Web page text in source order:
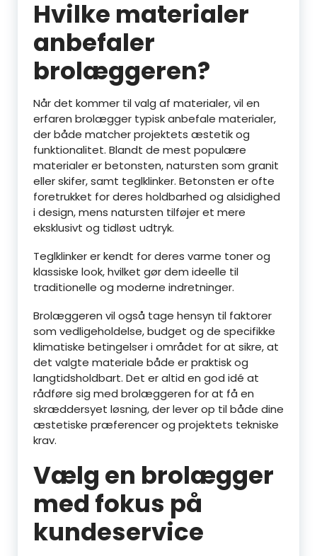
Hvilke materialer
anbefaler
brolæggeren?
Når det kommer til valg af materialer, vil en
erfaren brolægger typisk anbefale materialer,
der både matcher projektets æstetik og
funktionalitet. Blandt de mest populære
materialer er betonsten, natursten som granit
eller skifer, samt teglklinker. Betonsten er ofte
foretrukket for deres holdbarhed og alsidighed
i design, mens natursten tilføjer et mere
eksklusivt og tidløst udtryk.
Teglklinker er kendt for deres varme toner og
klassiske look, hvilket gør dem ideelle til
traditionelle og moderne indretninger.
Brolæggeren vil også tage hensyn til faktorer
som vedligeholdelse, budget og de specifikke
klimatiske betingelser i området for at sikre, at
det valgte materiale både er praktisk og
langtidsholdbart. Det er altid en god idé at
rådføre sig med brolæggeren for at få en
skræddersyet løsning, der lever op til både dine
æstetiske præferencer og projektets tekniske
krav.
Vælg en brolægger
med fokus på
kundeservice